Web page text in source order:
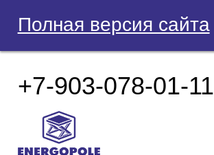
Полная версия сайта
+7-903-078-01-11